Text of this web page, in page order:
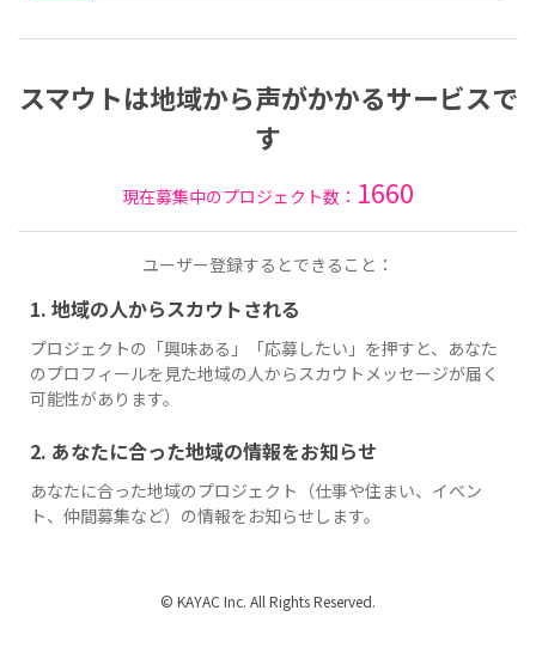
スマウトは地域から声がかかるサービスで
す
現在募集中のプロジェクト数： 1660
ユーザー登録するとできること：
1. 地域の人からスカウトされる
プロジェクトの「興味ある」「応募したい」を押すと、あなた
のプロフィールを見た地域の人からスカウトメッセージが届く
可能性があります。
2. あなたに合った地域の情報をお知らせ
あなたに合った地域のプロジェクト（仕事や住まい、イベン
ト、仲間募集など）の情報をお知らせします。
© KAYAC Inc. All Rights Reserved.